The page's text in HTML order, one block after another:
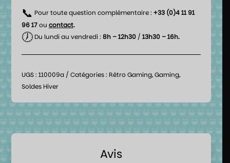
📞 Pour toute question complémentaire : +33 (0)4 11 91
96 17ou contact.
🕖Du lundi au vendredi : 8h – 12h30/ 13h30 – 16h.
UGS : 110009a Catégories : Rétro Gaming,Gaming,
Soldes Hiver
Avis